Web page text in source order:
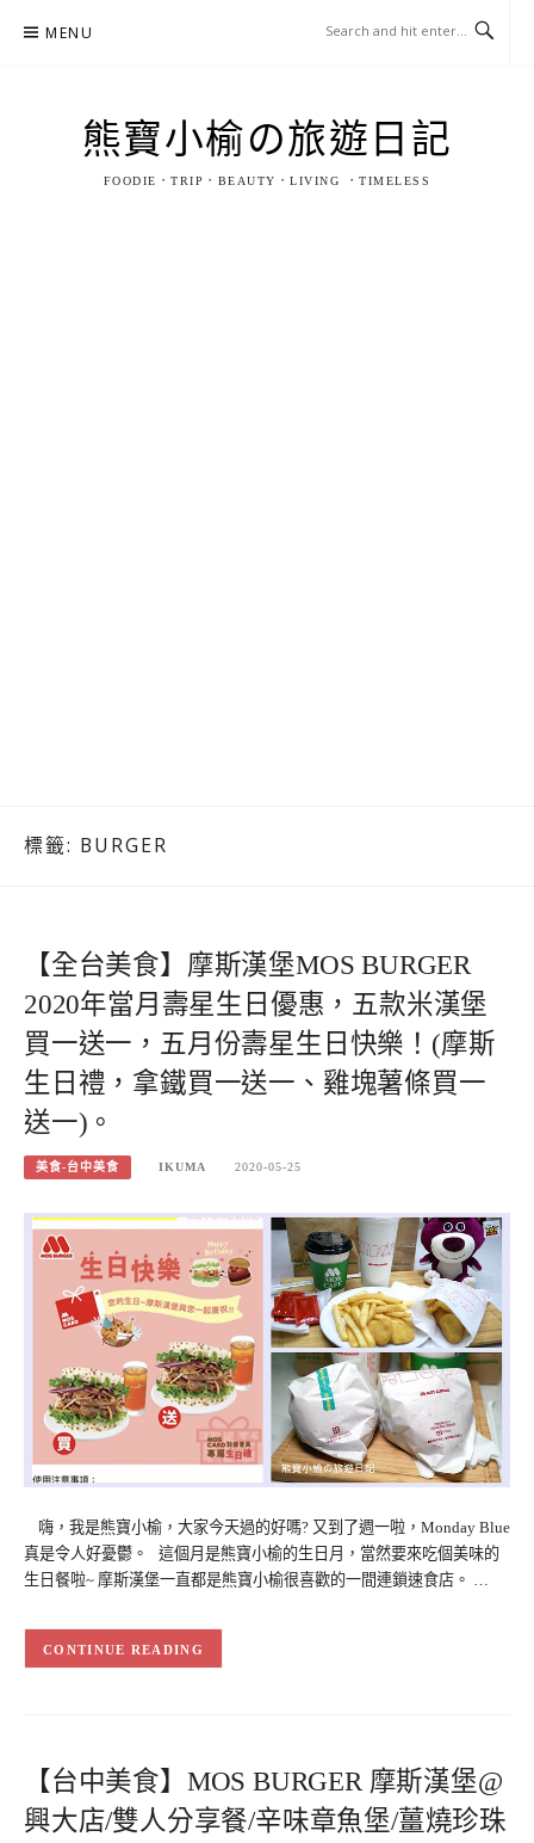
MENU
熊寶小榆の旅遊日記
FOODIE．TRIP．BEAUTY．LIVING ．TIMELESS
標籤: BURGER
【全台美食】摩斯漢堡MOS BURGER
2020年當月壽星生日優惠，五款米漢堡
買一送一，五月份壽星生日快樂！(摩斯
生日禮，拿鐵買一送一、雞塊薯條買一
送一)。
美食-台中美食 IKUMA 2020-05-25
嗨，我是熊寶小榆，大家今天過的好嗎? 又到了週一啦，Monday Blue
真是令人好憂鬱。 這個月是熊寶小榆的生日月，當然要來吃個美味的
生日餐啦~ 摩斯漢堡一直都是熊寶小榆很喜歡的一間連鎖速食店。 …
CONTINUE READING
【台中美食】MOS BURGER 摩斯漢堡@
興大店/雙人分享餐/辛味章魚堡/薑燒珍珠